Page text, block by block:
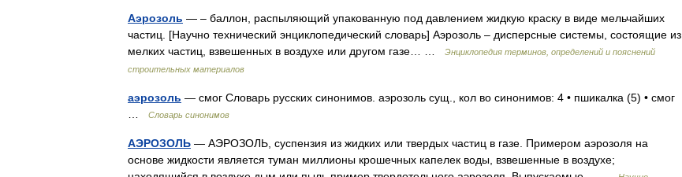
Аэрозоль — – баллон, распыляющий упакованную под давлением жидкую краску в виде мельчайших
частиц. [Научно технический энциклопедический словарь] Аэрозоль – дисперсные системы, состоящие из
мелких частиц, взвешенных в воздухе или другом газе… …
Энциклопедия терминов, определений и пояснений
строительных материалов
аэрозоль — смог Словарь русских синонимов. аэрозоль сущ., кол во синонимов: 4 • пшикалка (5) • смог
Словарь синонимов
АЭРОЗОЛЬ — АЭРОЗОЛЬ, суспензия из жидких или твердых частиц в газе. Примером аэрозоля на
основе жидкости является туман миллионы крошечных капелек воды, взвешенные в воздухе;